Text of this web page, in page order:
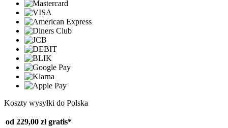
Koszty wysyłki do Polska
od 229,00 zł gratis*